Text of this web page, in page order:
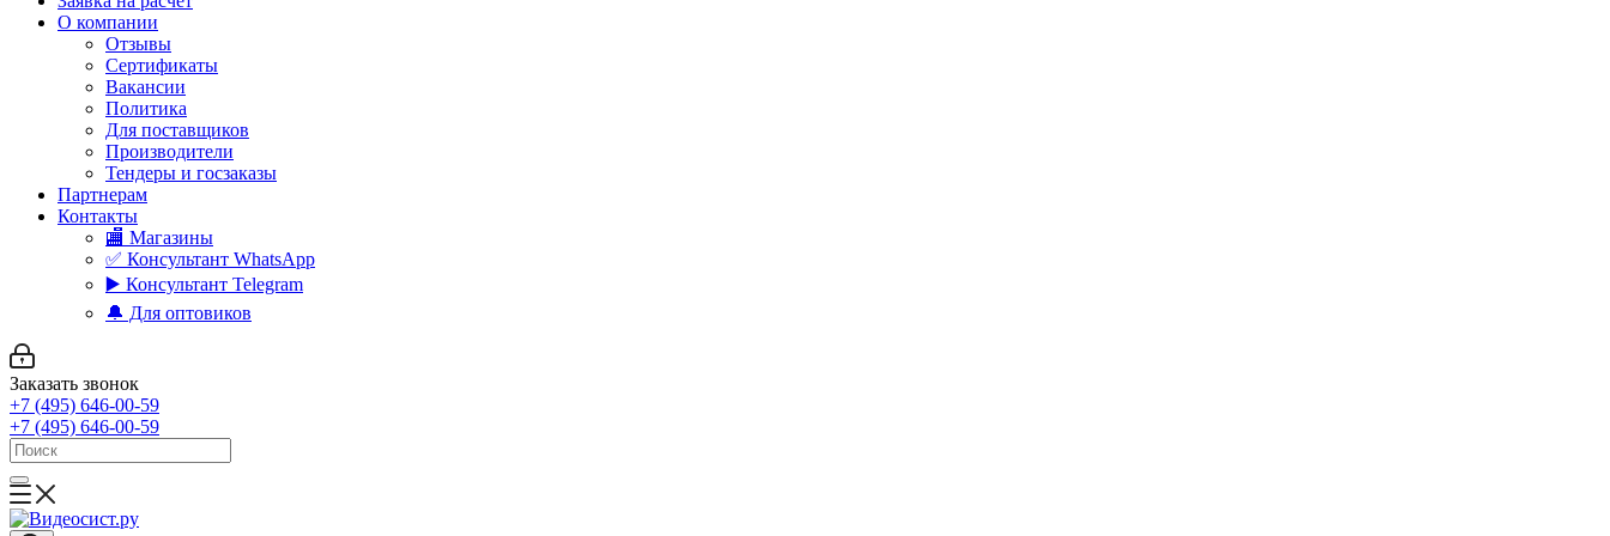
О компании
Отзывы
Сертификаты
Вакансии
Политика
Для поставщиков
Производители
Тендеры и госзаказы
Партнерам
Контакты
🏬 Магазины
✅️ Консультант WhatsApp
▶️ Консультант Telegram
🔔 Для оптовиков
Заказать звонок
+7 (495) 646-00-59
+7 (495) 646-00-59